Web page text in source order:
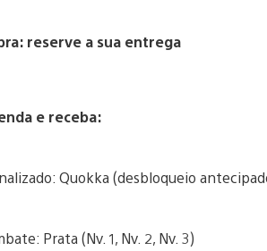
reserve a sua entrega
e receba:
Quokka (desbloqueio
Prata (Nv. 1, Nv. 2, Nv. 3)